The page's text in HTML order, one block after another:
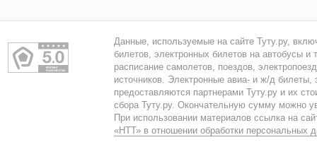
Данные, используемые на сайте Туту.ру,
билетов, электронных билетов на автобусы и
расписание самолетов, поездов,
источников. Электронные авиа- и ж/д билеты,
предоставляются партнерами Туту.ру и их
сбора Туту.ру. Окончательную сумму можно
При использовании материалов ссылка на
«НТТ» в отношении обработки персональных